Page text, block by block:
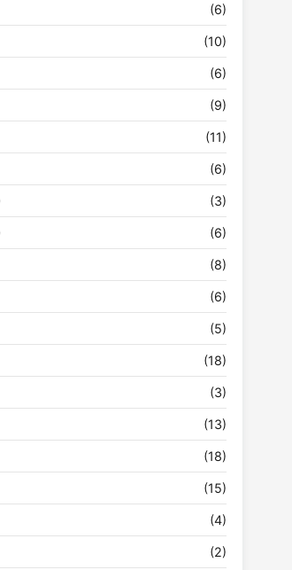
(6)
(10)
(6)
(9)
(11)
(6)
(3)
(6)
(8)
(6)
(5)
(18)
(3)
(13)
(18)
(15)
(4)
(2)